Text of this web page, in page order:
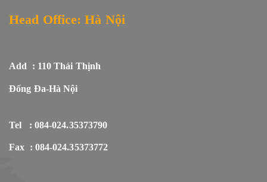
Head Office: Hà Nội
Add : 110 Thái Thịnh
Đống Đa-Hà Nội
Tel : 084-024.35373790
Fax : 084-024.35373772